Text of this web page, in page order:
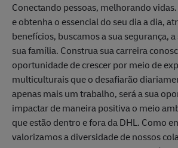
Conectando pessoas, melhorando
e obtenha o essencial do seu dia a dia,
benefícios, buscamos a sua segurança, a
sua família. Construa sua carreira
oportunidade de crescer por meio de
multiculturais que o desafiarão
apenas mais um trabalho, será a sua
impactar de maneira positiva o meio
que estão dentro e fora da DHL. Como
valorizamos a diversidade de nossos